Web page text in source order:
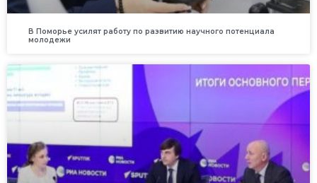
В Поморье усилят работу по развитию научного потенциала
молодежи